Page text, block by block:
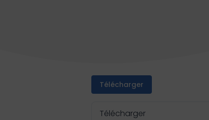
Télécharger
Télécharger